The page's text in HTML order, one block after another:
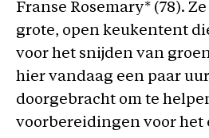
Franse Rosemary* (78).
grote, open keukentent
voor het snijden van
hier vandaag een paar
doorgebracht om te
voorbereidingen voor het